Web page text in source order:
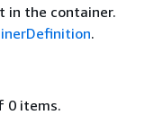
in the container.
.
0 items.